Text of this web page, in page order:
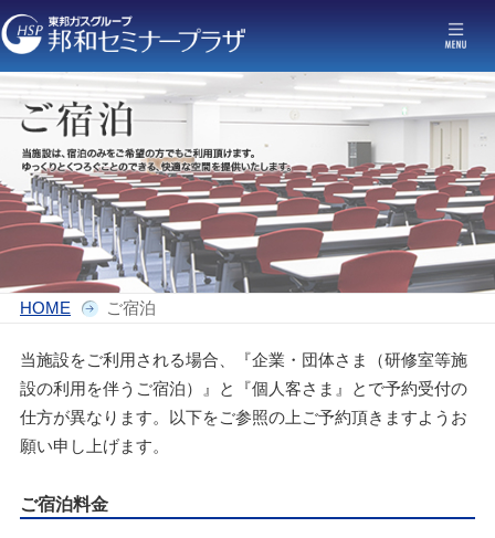
初めての方へ
企業研修
スポーツ・塾合宿
食事・宴会
ご宿泊
施設案内
よくあるご質問
HOME ご宿泊
当施設をご利用される場合、『企業・団体さま（研修室等施
設の利用を伴うご宿泊）』と『個人客さま』とで予約受付の
仕方が異なります。以下をご参照の上ご予約頂きますようお
願い申し上げます。
ご宿泊料金